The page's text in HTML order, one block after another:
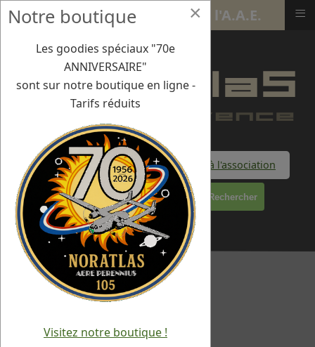
Faire un don à l'association
Rechercher
×
Notre boutique
Les goodies spéciaux "70e
ANNIVERSAIRE"
sont sur notre boutique en ligne -
Tarifs réduits
Visitez notre boutique !
4 juil 2025 - BA701 - 90 ans de l'A.A.E. ≡